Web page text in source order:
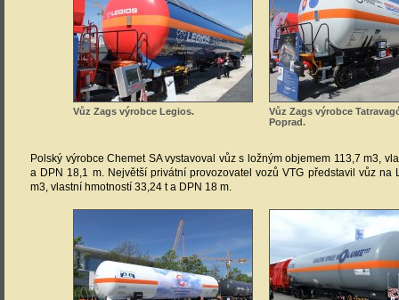
Vůz Zags výrobce Legios.
Vůz Zags výrobce
Poprad.
Polský výrobce Chemet SA vystavoval vůz s ložným objemem 113,7 m3,
a DPN 18,1 m. Největší privátní provozovatel vozů VTG představil vůz na
m3, vlastní hmotností 33,24 t a DPN 18 m.